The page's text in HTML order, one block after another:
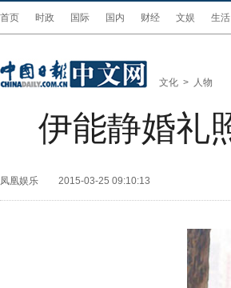
首页 时政 国际 国内 财经 文娱 生活
文化 > 人物
伊能静婚礼
凤凰娱乐 2015-03-25 09:10:13